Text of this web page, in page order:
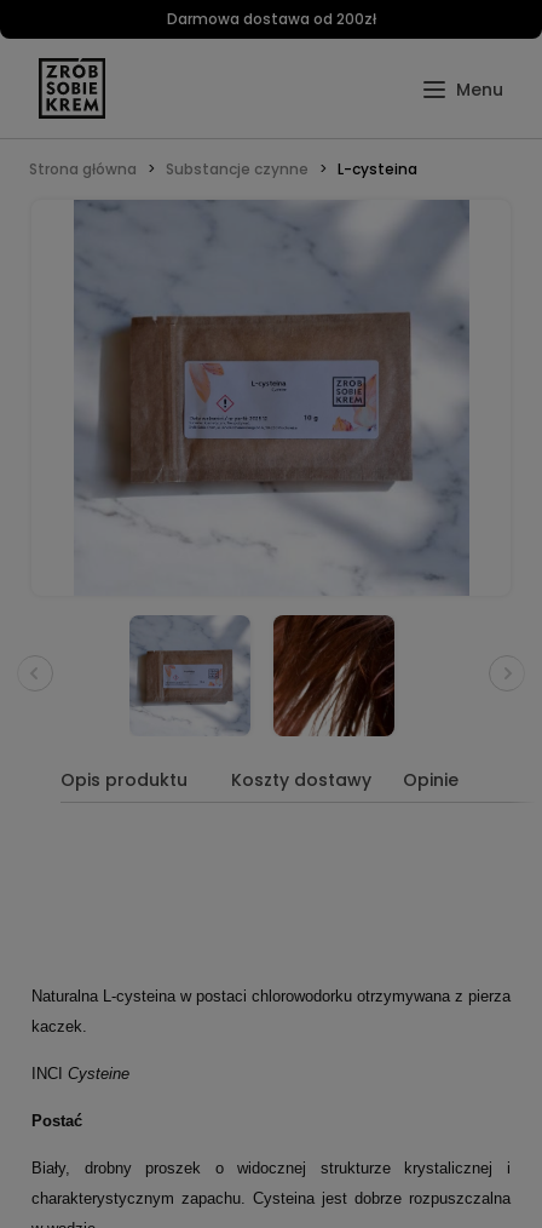
Darmowa dostawa od 200zł
Strona główna Substancje czynne L-cysteina
Opis produktu Koszty dostawy Opinie
Naturalna L-cysteina w postaci chlorowodorku otrzymywana z pierza
kaczek.
INCI Cysteine
Postać
Biały, drobny proszek o widocznej strukturze krystalicznej i
charakterystycznym zapachu. Cysteina jest dobrze rozpuszczalna